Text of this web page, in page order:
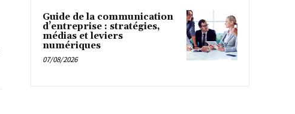
Guide de la communication
d’entreprise : stratégies,
médias et leviers
numériques
07/08/2026